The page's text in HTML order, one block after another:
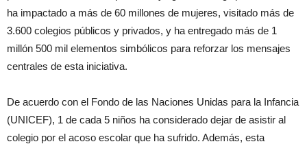
ha impactado a más de 60 millones de mujeres, visitado más de
3.600 colegios públicos y privados, y ha entregado más de 1
millón 500 mil elementos simbólicos para reforzar los mensajes
centrales de esta iniciativa.
De acuerdo con el Fondo de las Naciones Unidas para la Infancia
(UNICEF), 1 de cada 5 niños ha considerado dejar de asistir al
colegio por el acoso escolar que ha sufrido. Además, esta